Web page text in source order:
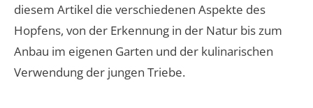
diesem Artikel die verschiedenen Aspekte des
Hopfens, von der Erkennung in der Natur bis zum
Anbau im eigenen Garten und der kulinarischen
Verwendung der jungen Triebe.